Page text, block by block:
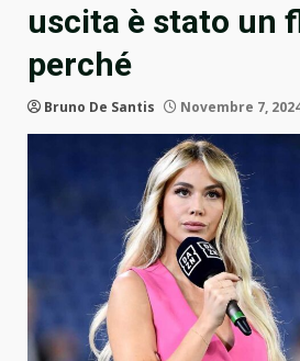
uscita è stato un
perché
Bruno De Santis Novembre 7,